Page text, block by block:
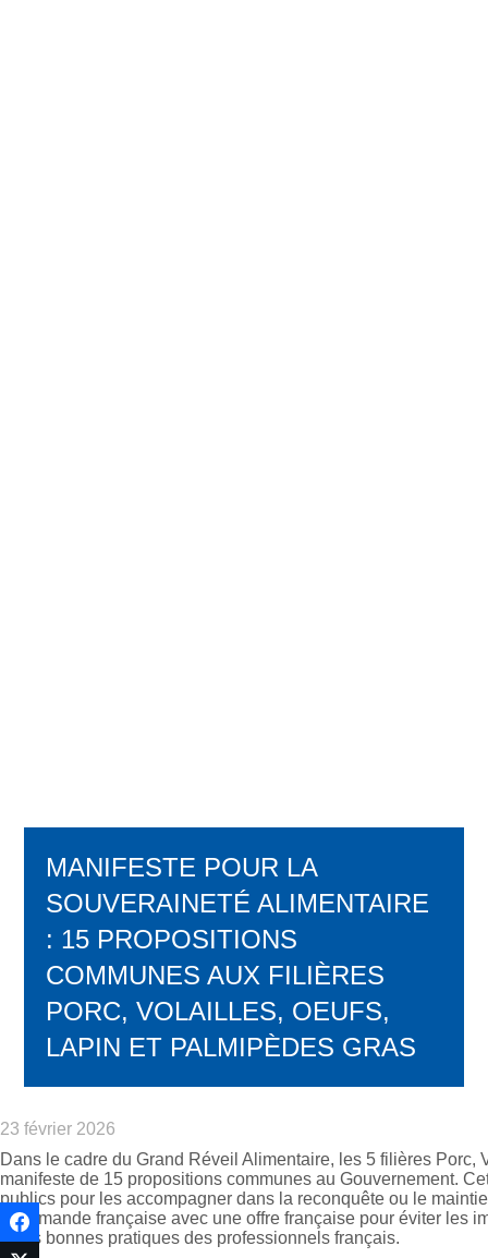
MANIFESTE POUR LA
SOUVERAINETÉ ALIMENTAIRE
: 15 PROPOSITIONS
COMMUNES AUX FILIÈRES
PORC, VOLAILLES, OEUFS,
LAPIN ET PALMIPÈDES GRAS
23 février 2026
Dans le cadre du Grand Réveil Alimentaire, les 5 filières
manifeste de 15 propositions communes au Gouvernement.
publics pour les accompagner dans la reconquête ou le
la demande française avec une offre française pour éviter les
ni les bonnes pratiques des professionnels français.